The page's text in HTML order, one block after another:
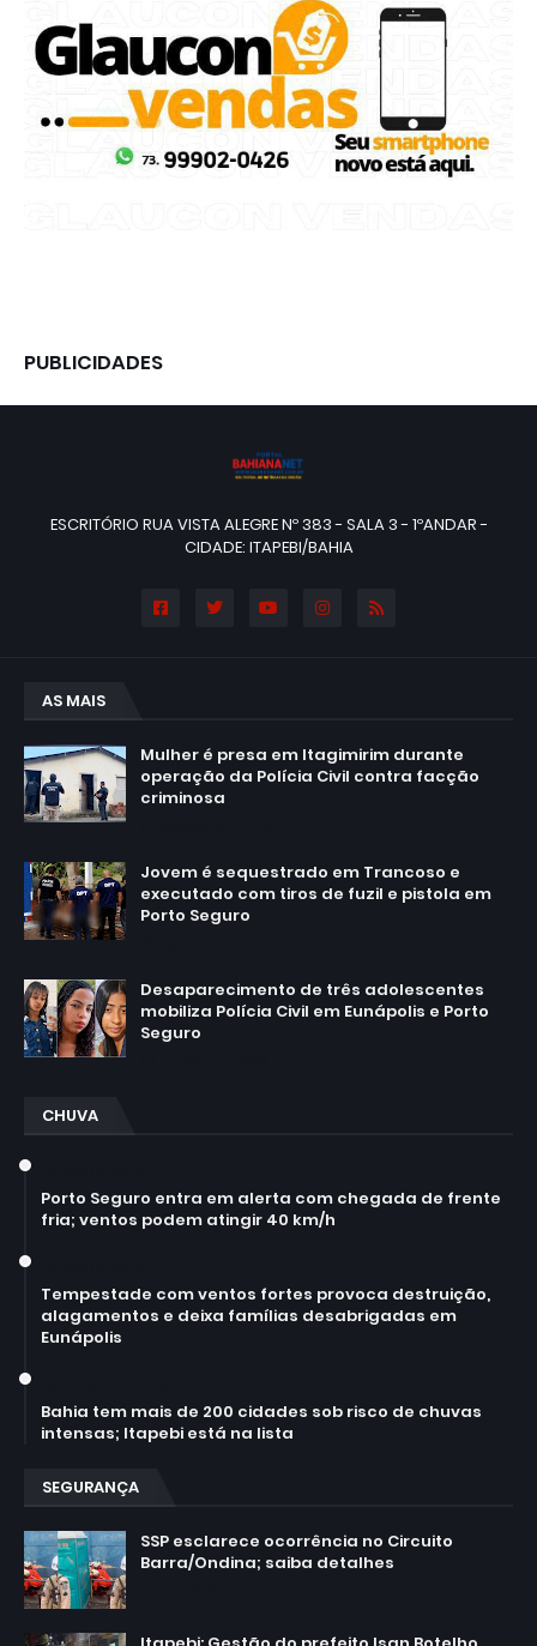
PUBLICIDADES
ESCRITÓRIO RUA VISTA ALEGRE Nº 383 - SALA 3 - 1ºANDAR -
CIDADE: ITAPEBI/BAHIA
AS MAIS
Mulher é presa em Itagimirim durante
operação da Polícia Civil contra facção
criminosa
Jovem é sequestrado em Trancoso e
executado com tiros de fuzil e pistola em
Porto Seguro
Desaparecimento de três adolescentes
mobiliza Polícia Civil em Eunápolis e Porto
Seguro
CHUVA
Porto Seguro entra em alerta com chegada de frente
fria; ventos podem atingir 40 km/h
Tempestade com ventos fortes provoca destruição,
alagamentos e deixa famílias desabrigadas em
Eunápolis
Bahia tem mais de 200 cidades sob risco de chuvas
intensas; Itapebi está na lista
SEGURANÇA
SSP esclarece ocorrência no Circuito
Barra/Ondina; saiba detalhes